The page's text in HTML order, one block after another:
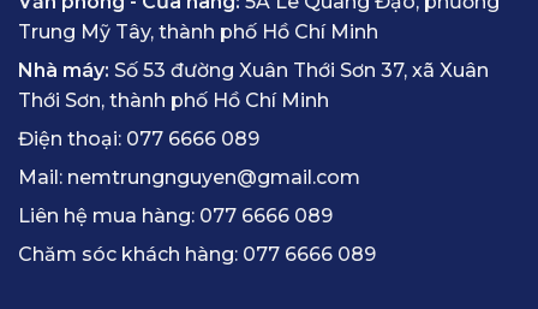
Trung Mỹ Tây, thành phố Hồ Chí Minh
Nhà máy: Số 53 đường Xuân Thới Sơn 37, xã Xuân
Thới Sơn, thành phố Hồ Chí Minh
Điện thoại: 077 6666 089
Mail: nemtrungnguyen@gmail.com
Liên hệ mua hàng: 077 6666 089
Chăm sóc khách hàng: 077 6666 089